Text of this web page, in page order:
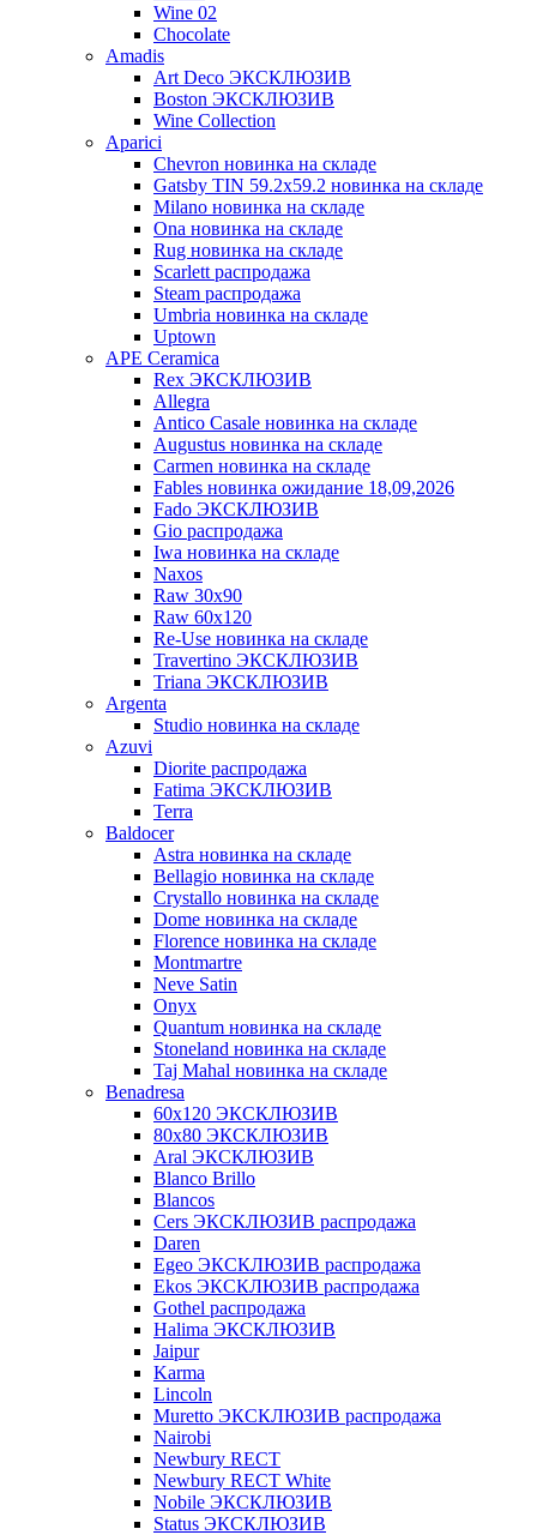
Wine 02
Chocolate
Amadis
Art Deco ЭКСКЛЮЗИВ
Boston ЭКСКЛЮЗИВ
Wine Collection
Aparici
Chevron новинка на складе
Gatsby TIN 59.2x59.2 новинка на складе
Milano новинка на складе
Ona новинка на складе
Rug новинка на складе
Scarlett распродажа
Steam распродажа
Umbria новинка на складе
Uptown
APE Ceramica
Rex ЭКСКЛЮЗИВ
Allegra
Antico Casale новинка на складе
Augustus новинка на складе
Carmen новинка на складе
Fables новинка ожидание 18,09,2026
Fado ЭКСКЛЮЗИВ
Gio распродажа
Iwa новинка на складе
Naxos
Raw 30x90
Raw 60х120
Re-Use новинка на складе
Travertino ЭКСКЛЮЗИВ
Triana ЭКСКЛЮЗИВ
Argenta
Studio новинка на складе
Azuvi
Diorite распродажа
Fatima ЭКСКЛЮЗИВ
Terra
Baldoсer
Astra новинка на складе
Bellagio новинка на складе
Crystallo новинка на складе
Dome новинка на складе
Florence новинка на складе
Montmartre
Neve Satin
Onyx
Quantum новинка на складе
Stoneland новинка на складе
Taj Mahal новинка на складе
Benadresa
60х120 ЭКСКЛЮЗИВ
80х80 ЭКСКЛЮЗИВ
Aral ЭКСКЛЮЗИВ
Blanco Brillo
Blancos
Cers ЭКСКЛЮЗИВ распродажа
Daren
Egeo ЭКСКЛЮЗИВ распродажа
Ekos ЭКСКЛЮЗИВ распродажа
Gothel распродажа
Halima ЭКСКЛЮЗИВ
Jaipur
Karma
Lincoln
Muretto ЭКСКЛЮЗИВ распродажа
Nairobi
Newbury RECT
Newbury RECT White
Nobile ЭКСКЛЮЗИВ
Status ЭКСКЛЮЗИВ